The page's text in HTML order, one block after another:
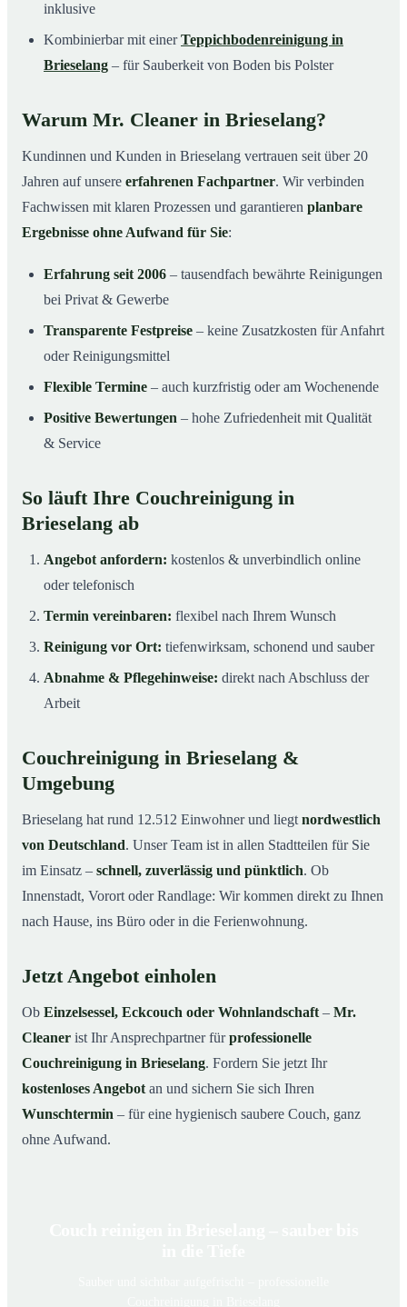
inklusive
Kombinierbar mit einerTeppichbodenreinigung in
Brieselang – für Sauberkeit von Boden bis Polster
Warum Mr. Cleaner in Brieselang?
Kundinnen und Kunden in Brieselang vertrauen seit über 20
Jahren auf unsere erfahrenen Fachpartner. Wir verbinden
Fachwissen mit klaren Prozessen und garantieren planbare
Ergebnisse ohne Aufwand für Sie:
Erfahrung seit 2006 – tausendfach bewährte Reinigungen
bei Privat & Gewerbe
Transparente Festpreise – keine Zusatzkosten für Anfahrt
oder Reinigungsmittel
Flexible Termine – auch kurzfristig oder am Wochenende
Positive Bewertungen – hohe Zufriedenheit mit Qualität
& Service
So läuft Ihre Couchreinigung in
Brieselang ab
Angebot anfordern: kostenlos & unverbindlich online
oder telefonisch
Termin vereinbaren: flexibel nach Ihrem Wunsch
Reinigung vor Ort: tiefenwirksam, schonend und sauber
Abnahme & Pflegehinweise: direkt nach Abschluss der
Arbeit
Couchreinigung in Brieselang &
Umgebung
Brieselang hat rund 12.512 Einwohner und liegt nordwestlich
von Deutschland. Unser Team ist in allen Stadtteilen für Sie
im Einsatz – schnell, zuverlässig und pünktlich. Ob
Innenstadt, Vorort oder Randlage: Wir kommen direkt zu Ihnen
nach Hause, ins Büro oder in die Ferienwohnung.
Jetzt Angebot einholen
Ob Einzelsessel, Eckcouch oder Wohnlandschaft – Mr.
Cleaner ist Ihr Ansprechpartner fürprofessionelle
Couchreinigung in Brieselang. Fordern Sie jetzt Ihr
kostenloses Angebot an und sichern Sie sich Ihren
Wunschtermin – für eine hygienisch saubere Couch, ganz
ohne Aufwand.